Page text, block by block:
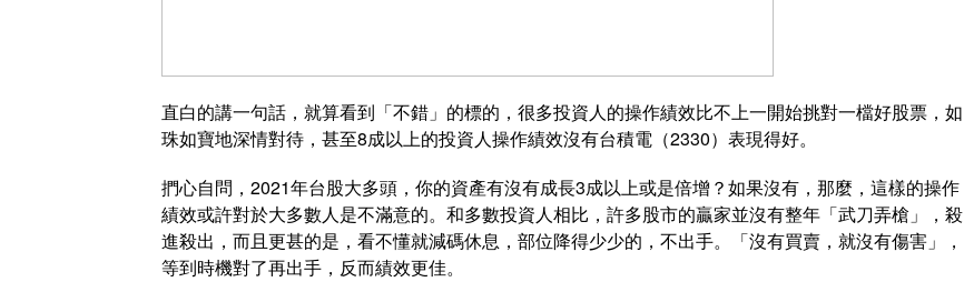
直白的講一句話，就算看到「不錯」的標的，很多投資人的操作績效比不上一開始挑對一檔好股票，如
珠如寶地深情對待，甚至8成以上的投資人操作績效沒有台積電（2330）表現得好。
捫心自問，2021年台股大多頭，你的資產有沒有成長3成以上或是倍增？如果沒有，那麼，這樣的操作
績效或許對於大多數人是不滿意的。和多數投資人相比，許多股市的贏家並沒有整年「武刀弄槍」，殺
進殺出，而且更甚的是，看不懂就減碼休息，部位降得少少的，不出手。「沒有買賣，就沒有傷害」，
等到時機對了再出手，反而績效更佳。